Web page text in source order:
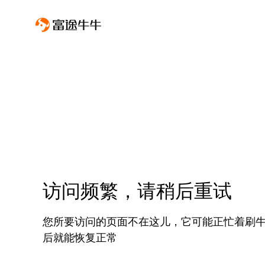
访问频繁，请稍后重试
您所要访问的页面不在这儿，它可能正忙着刷
后就能恢复正常